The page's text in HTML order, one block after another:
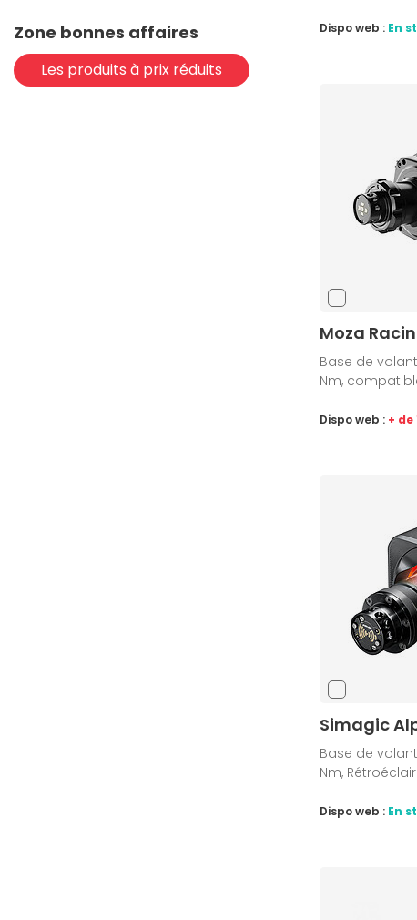
Zone bonnes affaires
Les produits à prix réduits
Dispo web : En
Moza
Base de
Nm,
Dispo web : + de
Simagic
Base de
Nm,
Dispo web : En